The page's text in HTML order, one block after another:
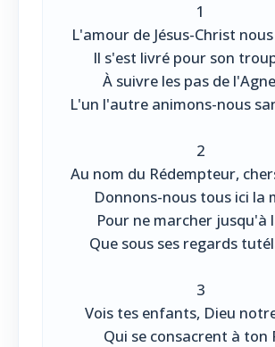
1
L'amour de Jésus-Christ
Il s'est livré pour son
À suivre les pas de
L'un l'autre animons-nous
2
Au nom du Rédempteur,
Donnons-nous tous ici la
Pour ne marcher jusqu'à
Que sous ses regards
3
Vois tes enfants, Dieu
Qui se consacrent à ton